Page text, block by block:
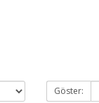
Göster: